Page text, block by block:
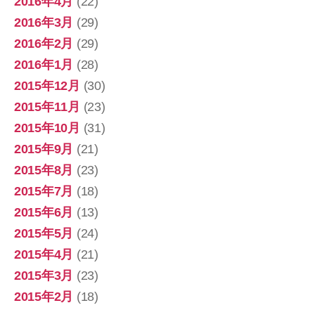
2016年3月 (29)
2016年2月 (29)
2016年1月 (28)
2015年12月 (30)
2015年11月 (23)
2015年10月 (31)
2015年9月 (21)
2015年8月 (23)
2015年7月 (18)
2015年6月 (13)
2015年5月 (24)
2015年4月 (21)
2015年3月 (23)
2015年2月 (18)